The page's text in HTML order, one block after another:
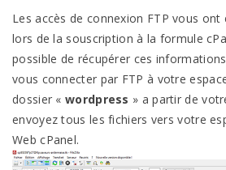
Les accès de connexion FTP vous
lors de la souscription à la formule
possible de récupérer ces
vous connecter par FTP à votre
dossier « wordpress » a partir de
envoyez tous les fichiers vers votre
Web cPanel.